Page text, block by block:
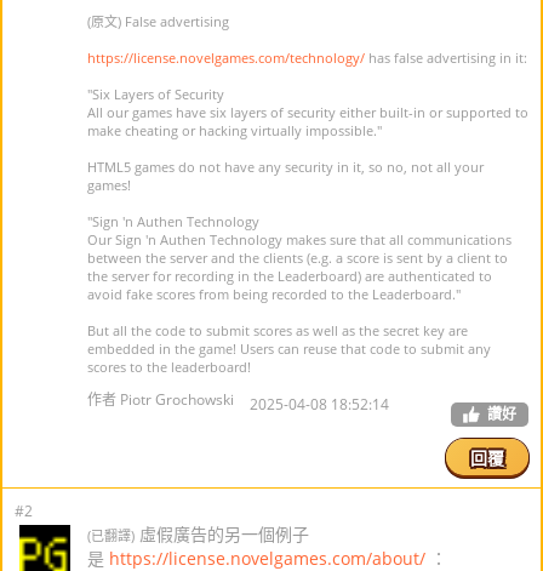
(原文) False advertising
https://license.novelgames.com/technology/ has false advertising in it:
"Six Layers of Security
All our games have six layers of security either built-in or supported to
make cheating or hacking virtually impossible."
HTML5 games do not have any security in it, so no, not all your
games!
"Sign 'n Authen Technology
Our Sign 'n Authen Technology makes sure that all communications
between the server and the clients (e.g. a score is sent by a client to
the server for recording in the Leaderboard) are authenticated to
avoid fake scores from being recorded to the Leaderboard."
But all the code to submit scores as well as the secret key are
embedded in the game! Users can reuse that code to submit any
scores to the leaderboard!
作者 Piotr Grochowski 2025-04-08 18:52:14 讚好
回覆
#2
(已翻譯) 虛假廣告的另一個例子
是 https://license.novelgames.com/about/ ：